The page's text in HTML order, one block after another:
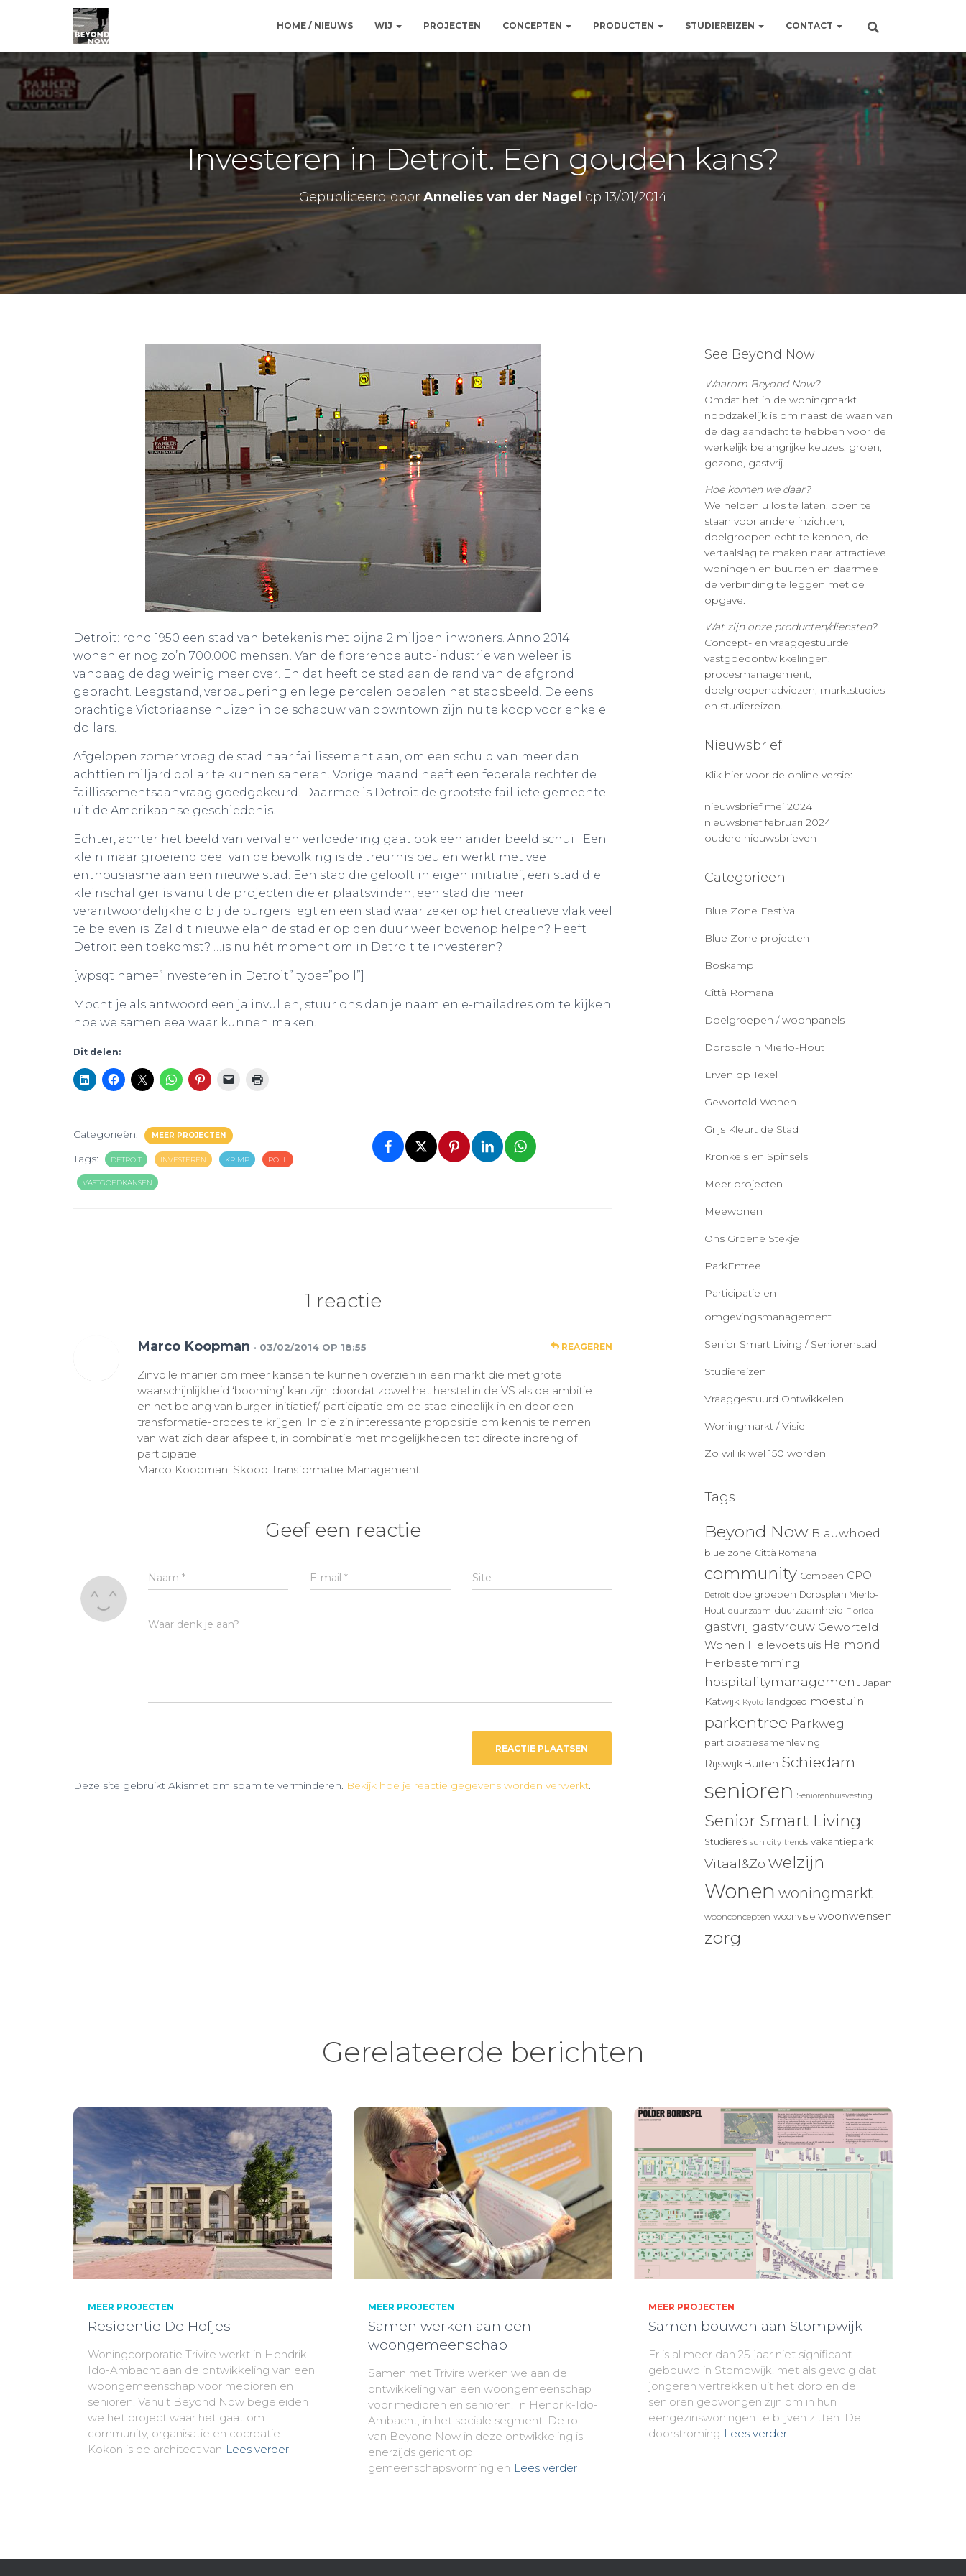
HOME / NIEUWS WIJ PROJECTEN CONCEPTEN PRODUCTEN STUDIEREIZEN CONTACT
Investeren in Detroit. Een gouden kans?
Gepubliceerd doorAnnelies van der Nagel op 13/01/2014
Detroit: rond 1950 een stad van betekenis met bijna 2 miljoen inwoners. Anno 2014
wonen er nog zo’n 700.000 mensen. Van de florerende auto-industrie van weleer is
vandaag de dag weinig meer over. En dat heeft de stad aan de rand van de afgrond
gebracht. Leegstand, verpaupering en lege percelen bepalen het stadsbeeld. De eens
prachtige Victoriaanse huizen in de schaduw van downtown zijn nu te koop voor enkele
dollars.
Afgelopen zomer vroeg de stad haar faillissement aan, om een schuld van meer dan
achttien miljard dollar te kunnen saneren. Vorige maand heeft een federale rechter de
faillissementsaanvraag goedgekeurd. Daarmee is Detroit de grootste failliete gemeente
uit de Amerikaanse geschiedenis.
Echter, achter het beeld van verval en verloedering gaat ook een ander beeld schuil. Een
klein maar groeiend deel van de bevolking is de treurnis beu en werkt met veel
enthousiasme aan een nieuwe stad. Een stad die gelooft in eigen initiatief, een stad die
kleinschaliger is vanuit de projecten die er plaatsvinden, een stad die meer
verantwoordelijkheid bij de burgers legt en een stad waar zeker op het creatieve vlak veel
te beleven is. Zal dit nieuwe elan de stad er op den duur weer bovenop helpen? Heeft
Detroit een toekomst? …is nu hét moment om in Detroit te investeren?
[wpsqt name=”Investeren in Detroit” type=”poll”]
Mocht je als antwoord een ja invullen, stuur ons dan je naam en e-mailadres om te kijken
hoe we samen eea waar kunnen maken.
Dit delen:
Categorieën: MEER PROJECTEN
Tags: DETROIT INVESTEREN KRIMP POLL
VASTGOEDKANSEN
1 reactie
Marco Koopman · 03/02/2014 OP 18:55
Zinvolle manier om meer kansen te kunnen overzien in een markt die met grote
waarschijnlijkheid ‘booming’ kan zijn, doordat zowel het herstel in de VS als de ambitie
en het belang van burger-initiatief/-participatie om de stad eindelijk in en door een
transformatie-proces te krijgen. In die zin interessante propositie om kennis te nemen
van wat zich daar afspeelt, in combinatie met mogelijkheden tot directe inbreng of
participatie.
Marco Koopman, Skoop Transformatie Management
REAGEREN
Geef een reactie
Naam * E-mail* Site
Waar denk je aan?
Deze site gebruikt Akismet om spam te verminderen. Bekijk hoe je reactie gegevens worden verwerkt.
See Beyond Now
Waarom Beyond Now?
Omdat het in de woningmarkt
noodzakelijk is om naast de waan van
de dag aandacht te hebben voor de
werkelijk belangrijke keuzes: groen,
gezond, gastvrij.
Hoe komen we daar?
We helpen u los te laten, open te
staan voor andere inzichten,
doelgroepen echt te kennen, de
vertaalslag te maken naar attractieve
woningen en buurten en daarmee
de verbinding te leggen met de
opgave.
Wat zijn onze producten/diensten?
Concept- en vraaggestuurde
vastgoedontwikkelingen,
procesmanagement,
doelgroepenadviezen, marktstudies
en studiereizen.
Nieuwsbrief
Klik hier voor de online versie:
nieuwsbrief mei 2024
nieuwsbrief februari 2024
oudere nieuwsbrieven
Categorieën
Blue Zone Festival
Blue Zone projecten
Boskamp
Città Romana
Doelgroepen / woonpanels
Dorpsplein Mierlo-Hout
Erven op Texel
Geworteld Wonen
Grijs Kleurt de Stad
Kronkels en Spinsels
Meer projecten
Meewonen
Ons Groene Stekje
ParkEntree
Participatie en
omgevingsmanagement
Senior Smart Living / Seniorenstad
Studiereizen
Vraaggestuurd Ontwikkelen
Woningmarkt / Visie
Zo wil ik wel 150 worden
Tags
Beyond Now Blauwhoed
blue zone Città Romana
community Compaen CPO
Detroit doelgroepen Dorpsplein Mierlo-
Hout duurzaam duurzaamheid Florida
gastvrij gastvrouw Geworteld
Wonen Hellevoetsluis Helmond
Herbestemming
hospitalitymanagement Japan
Katwijk Kyoto landgoed moestuin
parkentree Parkweg
participatiesamenleving
RijswijkBuiten Schiedam
senioren Seniorenhuisvesting
Senior Smart Living
Studiereis sun city trends vakantiepark
Vitaal&Zo welzijn
Wonen woningmarkt
woonconcepten woonvisie woonwensen
zorg
Gerelateerde berichten
MEER PROJECTEN
Residentie De Hofjes
Woningcorporatie Trivire werkt in Hendrik-
Ido-Ambacht aan de ontwikkeling van een
woongemeenschap voor medioren en
senioren. Vanuit Beyond Now begeleiden
we het project waar het gaat om
community, organisatie en cocreatie.
Kokon is de architect van Lees verder
MEER PROJECTEN
Samen werken aan een
woongemeenschap
Samen met Trivire werken we aan de
ontwikkeling van een woongemeenschap
voor medioren en senioren. In Hendrik-Ido-
Ambacht, in het sociale segment. De rol
van Beyond Now in deze ontwikkeling is
enerzijds gericht op
gemeenschapsvorming en Lees verder
MEER PROJECTEN
Samen bouwen aan Stompwijk
Er is al meer dan 25 jaar niet significant
gebouwd in Stompwijk, met als gevolg dat
jongeren vertrekken uit het dorp en de
senioren gedwongen zijn om in hun
eengezinswoningen te blijven zitten. De
doorstroming Lees verder